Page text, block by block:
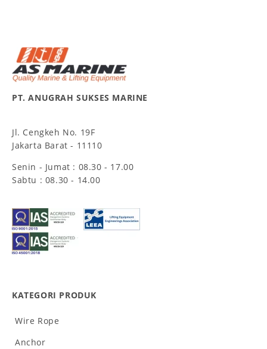
PT. ANUGRAH SUKSES MARINE
Jl. Cengkeh No. 19F
Jakarta Barat - 11110
Senin - Jumat : 08.30 - 17.00
Sabtu : 08.30 - 14.00
KATEGORI PRODUK
Wire Rope
Anchor